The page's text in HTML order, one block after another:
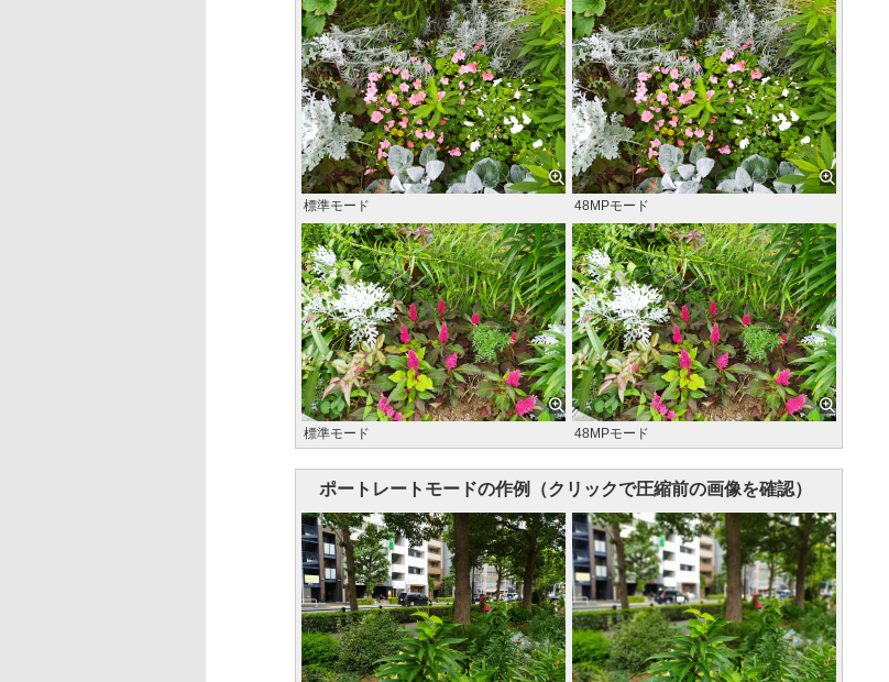
標準モード 48MPモード
標準モード 48MPモード
ポートレートモードの作例（クリックで圧縮前の画像を確認）